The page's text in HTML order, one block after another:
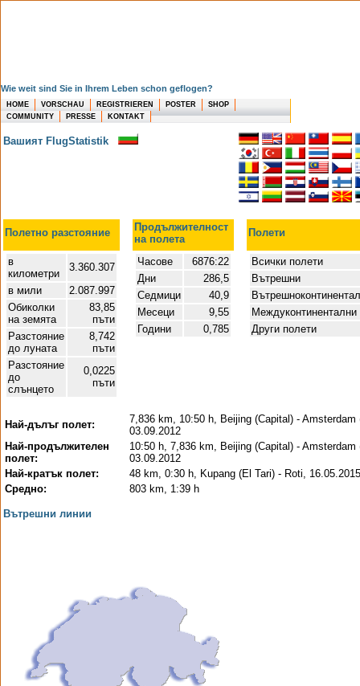
Wie weit sind Sie in Ihrem Leben schon geflogen?
HOME VORSCHAU REGISTRIEREN POSTER
SHOP
COMMUNITY
PRESSE KONTAKT
Вашият FlugStatistik
Полетно разстояние
Продължителност
на полета
Полети
в
километри
3.360.307
в мили
2.087.997
Обиколки
на земята
83,85
пъти
Разстояние
до луната
8,742
пъти
Разстояние
до
слънцето
0,0225
пъти
Часове
6876:22
Дни
286,5
Седмици
40,9
Месеци
9,55
Години
0,785
Всички полети
Вътрешни
Междуконтинентални
Други полети
Най-дълъг полет:
7,836 km, 10:50 h, Beijing (Capital) - Amsterdam
03.09.2012
Най-продължителен
полет:
10:50 h, 7,836 km, Beijing (Capital) - Amsterdam
03.09.2012
Най-кратък полет:
48 km, 0:30 h, Kupang (El Tari) - Roti, 16.05.2015
Средно:
803 km, 1:39 h
Вътрешни линии